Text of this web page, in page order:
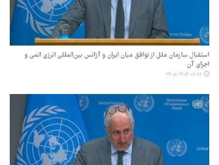
استقبال سازمان ملل از توافق میان ایران و آژانس بین‌المللی انرژی اتمی و
اجرای آن
۱۴۰۴-۰۶-۱۹ ۲۳:۰۸